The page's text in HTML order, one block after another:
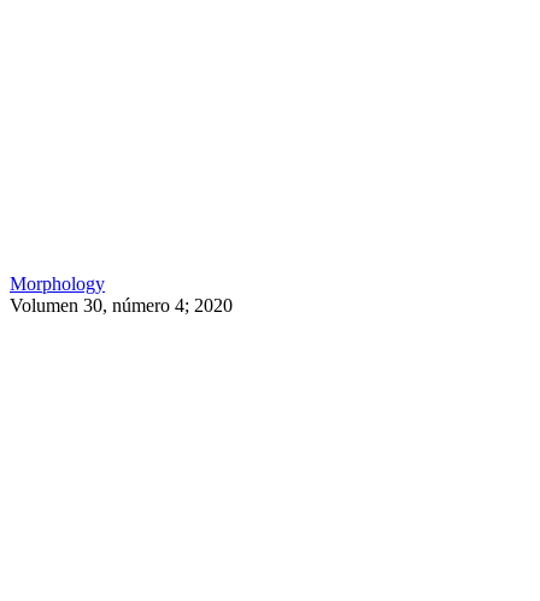
Morphology
Volumen 30, número 4; 2020